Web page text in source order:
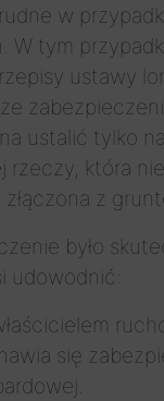
w
W tym
ustawy
ustalić tylko
rzeczy, która
z
było
udowodnić:
się